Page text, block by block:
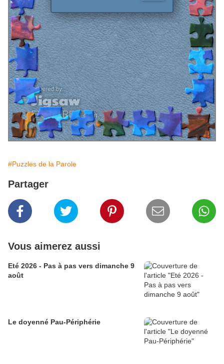
#Puzzles de la Parole
Partager
Vous aimerez aussi
Eté 2026 - Pas à pas vers dimanche 9
août
Le doyenné Pau-Périphérie